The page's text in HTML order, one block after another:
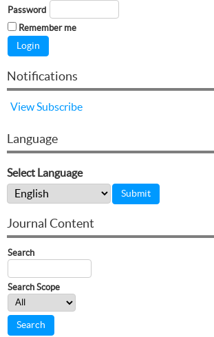
Password
Remember me
Notifications
View Subscribe
Language
Select Language
Journal Content
Search
Search Scope